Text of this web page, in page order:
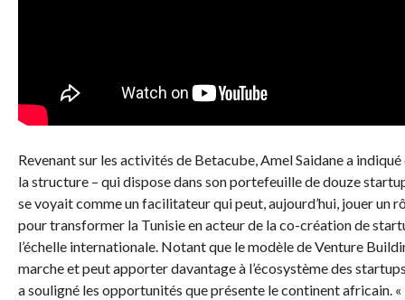
Revenant sur les activités de Betacube, Amel Saidane a indiqué
la structure – qui dispose dans son portefeuille de douze
se voyait comme un facilitateur qui peut, aujourd’hui, jouer un
pour transformer la Tunisie en acteur de la co-création de
l’échelle internationale. Notant que le modèle de Venture
marche et peut apporter davantage à l’écosystème des
a souligné les opportunités que présente le continent africain. «